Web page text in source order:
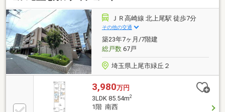
ＪＲ高崎線 北上尾駅 徒歩7分
その他の交通
築23年7ヶ月/7階建
総戸数67戸
埼玉県上尾市緑丘２
3,980万円
3LDK 85.54m2
1階 南西